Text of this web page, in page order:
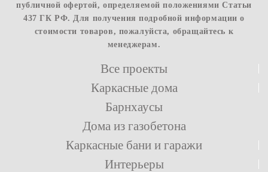
публичной офертой, определяемой положениями Статьи
437 ГК РФ. Для получения подробной информации о
стоимости товаров, пожалуйста, обращайтесь к
менеджерам.
Все проекты
Каркасные дома
Барнхаусы
Дома из газобетона
Каркасные бани и гаражи
Интерьеры